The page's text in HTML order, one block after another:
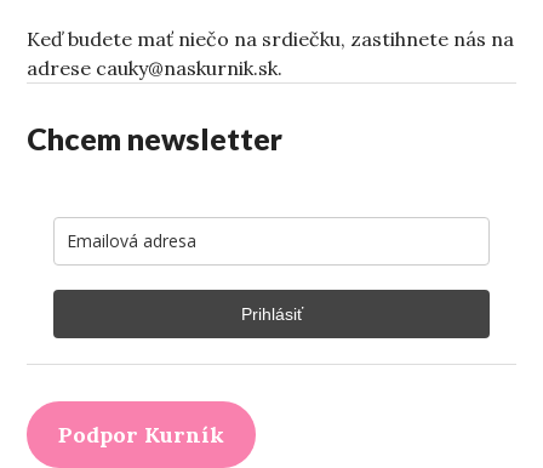
Keď budete mať niečo na srdiečku, zastihnete nás na
adrese cauky@naskurnik.sk.
Chcem newsletter
Prihlásiť
Podpor Kurník